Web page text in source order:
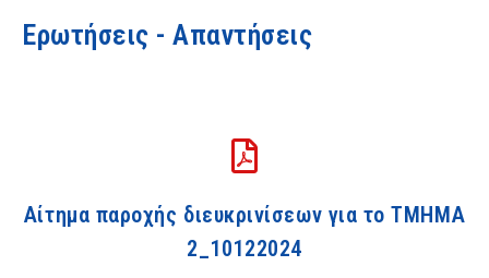
Ερωτήσεις - Απαντήσεις
Αίτημα παροχής διευκρινίσεων για το ΤΜΗΜΑ
2_10122024